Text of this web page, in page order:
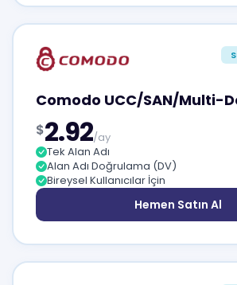
Comodo UCC/SAN/Multi-
$2.92/ay
Tek Alan Adı
Alan Adı Doğrulama (DV)
Bireysel Kullanıcılar İçin
Hemen Satın Al